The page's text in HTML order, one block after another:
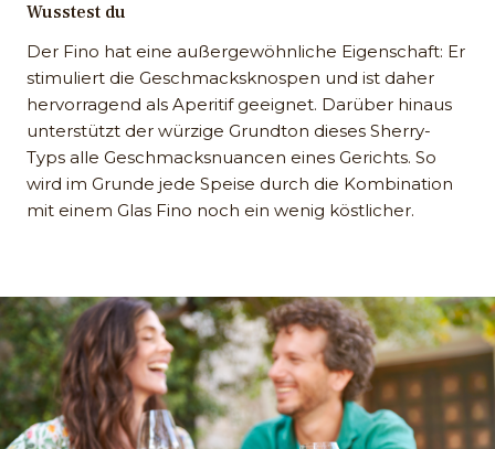
Wusstest du
Der Fino hat eine außergewöhnliche Eigenschaft: Er
stimuliert die Geschmacksknospen und ist daher
hervorragend als Aperitif geeignet. Darüber hinaus
unterstützt der würzige Grundton dieses Sherry-
Typs alle Geschmacksnuancen eines Gerichts. So
wird im Grunde jede Speise durch die Kombination
mit einem Glas Fino noch ein wenig köstlicher.